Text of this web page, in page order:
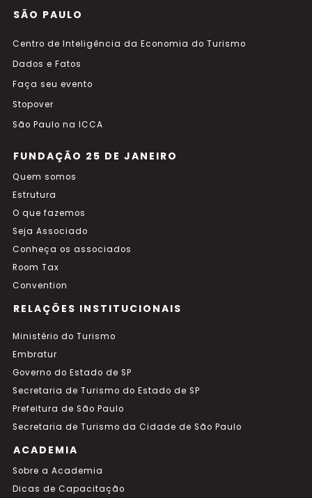
SÃO PAULO
Centro de Inteligência da Economia do Turismo
Dados e Fatos
Faça seu evento
Stopover
São Paulo na ICCA
FUNDAÇÃO 25 DE JANEIRO
Quem somos
Estrutura
O que fazemos
Seja Associado
Conheça os associados
Room Tax
Convention
RELAÇÕES INSTITUCIONAIS
Ministério do Turismo
Embratur
Governo do Estado de SP
Secretaria de Turismo do Estado de SP
Prefeitura de São Paulo
Secretaria de Turismo da Cidade de São Paulo
ACADEMIA
Sobre a Academia
Dicas de Capacitação